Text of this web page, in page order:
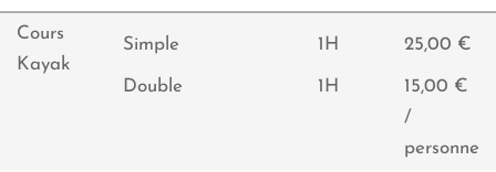
Cours
Kayak
Simple 1H 25,00 €
Double 1H
15,00 €
/
personne